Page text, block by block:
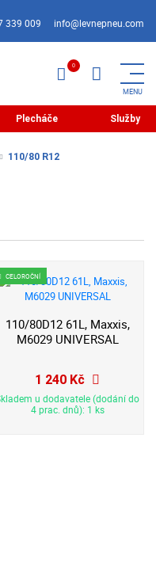
339 009 info@levnepneu.com
Plecháče Služby
110/80 R12
CELOROČNÍ
110/80D12 61L, Maxxis,
M6029 UNIVERSAL
1 240 Kč
u dodavatele (dodání do
4 prac. dnů): 1 ks